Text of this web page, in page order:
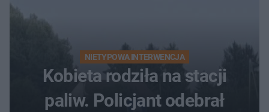
NIETYPOWA INTERWENCJA
Kobieta rodziła na stacji
paliw. Policjant odebrał